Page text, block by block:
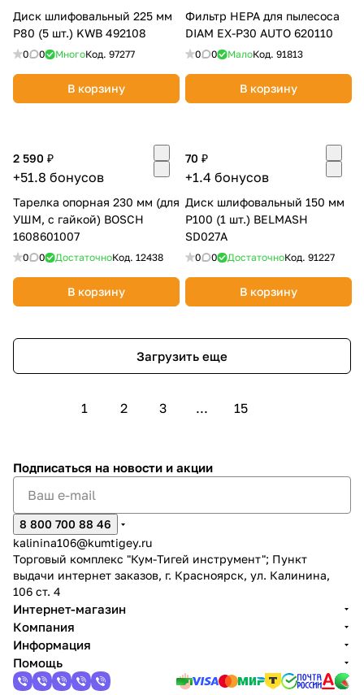
Диск шлифовальный 225 мм
P80 (5 шт.) KWB 492108
0 0 МногоКод. 97277
В корзину
Фильтр HEPA для пылесоса
DIAM EX-P30 AUTO 620110
0 0 МалоКод. 91813
В корзину
2 590 ₽
+51.8 бонусов
Тарелка опорная 230 мм (для
УШМ, с гайкой) BOSCH
1608601007
0 0 ДостаточноКод. 12438
В корзину
70 ₽
+1.4 бонусов
Диск шлифовальный 150 мм
Р100 (1 шт.) BELMASH
SD027A
0 0 ДостаточноКод. 91227
В корзину
Загрузить еще
1 2 3 ... 15
Подписаться на новости и акции
8 800 700 88 46
kalinina106@kumtigey.ru
Торговый комплекс "Кум-Тигей инструмент"; Пункт
выдачи интернет заказов, г. Красноярск, ул. Калинина,
106 ст. 4
Интернет-магазин
Компания
Информация
Помощь